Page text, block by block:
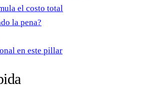
el costo total
la pena?
en este pillar